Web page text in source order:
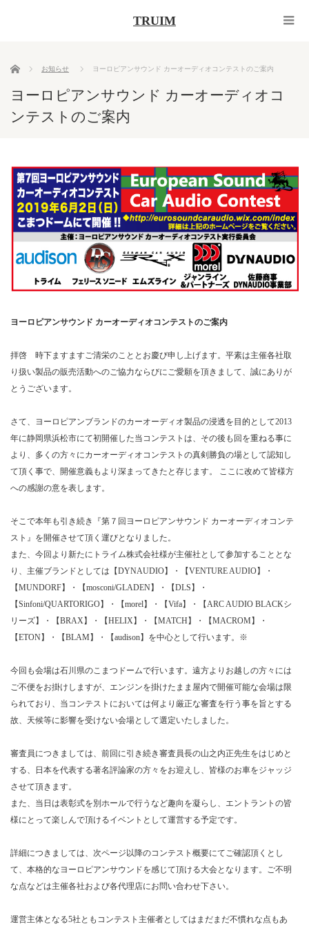
TRUIM
ホーム お知らせ ヨーロピアンサウンド カーオーディオコンテストのご案内
ヨーロピアンサウンド カーオーディオコ
ンテストのご案内
ヨーロピアンサウンド カーオーディオコンテストのご案内
拝啓 時下ますますご清栄のこととお慶び申し上げます。平素は主催各社取
り扱い製品の販売活動へのご協力ならびにご愛願を頂きまして、誠にありが
とうございます。
さて、ヨーロピアンブランドのカーオーディオ製品の浸透を目的として2013
年に静岡県浜松市にて初開催した当コンテストは、その後も回を重ねる事に
より、多くの方々にカーオーディオコンテストの真剣勝負の場として認知し
て頂く事で、開催意義もより深まってきたと存じます。 ここに改めて皆様方
への感謝の意を表します。
そこで本年も引き続き『第７回ヨーロピアンサウンド カーオーディオコンテ
スト』を開催させて頂く運びとなりました。
また、今回より新たにトライム株式会社様が主催社として参加することとな
り、主催ブランドとしては【DYNAUDIO】・【VENTURE AUDIO】・
【MUNDORF】・【mosconi/GLADEN】・【DLS】・
【Sinfoni/QUARTORIGO】・【morel】・【Vifa】・【ARC AUDIO BLACKシ
リーズ】・【BRAX】・【HELIX】・【MATCH】・【MACROM】・
【ETON】・【BLAM】・【audison】を中心として行います。※
今回も会場は石川県のこまつドームで行います。遠方よりお越しの方々には
ご不便をお掛けしますが、エンジンを掛けたまま屋内で開催可能な会場は限
られており、当コンテストにおいては何より厳正な審査を行う事を旨とする
故、天候等に影響を受けない会場として選定いたしました。
審査員につきましては、前回に引き続き審査員長の山之内正先生をはじめと
する、日本を代表する著名評論家の方々をお迎えし、皆様のお車をジャッジ
させて頂きます。
また、当日は表彰式を別ホールで行うなど趣向を凝らし、エントラントの皆
様にとって楽しんで頂けるイベントとして運営する予定です。
詳細につきましては、次ページ以降のコンテスト概要にてご確認頂くとし
て、本格的なヨーロピアンサウンドを感じて頂ける大会となります。ご不明
な点などは主催各社および各代理店にお問い合わせ下さい。
運営主体となる5社ともコンテスト主催者としてはまだまだ不慣れな点もあ